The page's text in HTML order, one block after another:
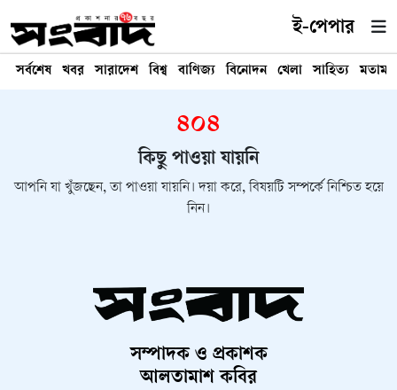
ই-পেপার
সর্বশেষ খবর সারাদেশ বিশ্ব বাণিজ্য বিনোদন খেলা সাহিত্য মতামত
৪০৪
কিছু পাওয়া যায়নি
আপনি যা খুঁজছেন, তা পাওয়া যায়নি। দয়া করে, বিষয়টি সম্পর্কে নিশ্চিত হয়ে
নিন।
সম্পাদক ও প্রকাশক
আলতামাশ কবির